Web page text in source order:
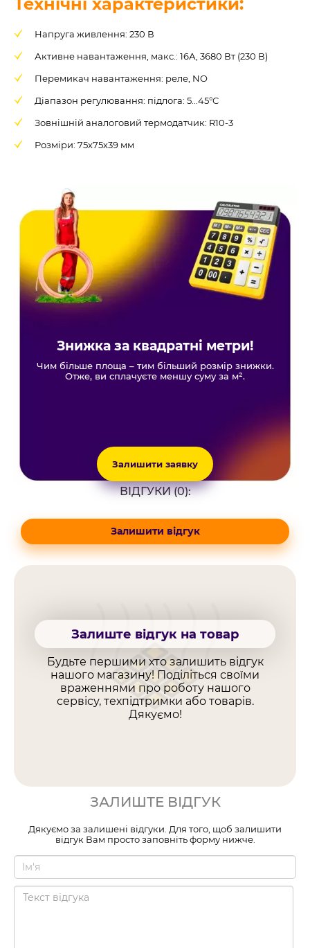
Напруга живлення: 230 В
Активне навантаження, макс.: 16А, 3680 Вт (230 В)
Перемикач навантаження: реле, NO
Діапазон регулювання: підлога: 5...45°С
Зовнішній аналоговий термодатчик: R10-3
Розміри: 75х75х39 мм
Знижка за квадратні метри!
Чим більше площа – тим більший розмір знижки.
Отже, ви сплачуєте меншу суму за м².
Залишити заявку
ВІДГУКИ (0):
Залишити відгук
Залиште відгук на товар
Будьте першими хто залишить відгук
нашого магазину! Поділіться своїми
враженнями про роботу нашого
сервісу, техпідтримки або товарів.
Дякуємо!
ЗАЛИШТЕ ВІДГУК
Дякуємо за залишені відгуки. Для того, щоб залишити
відгук Вам просто заповніть форму нижче.